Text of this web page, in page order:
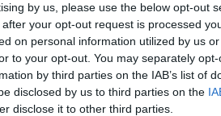
by us, please use the below opt-out
your opt-out request is processed
on personal information utilized by us
to your opt-out. You may separately
by third parties on the IAB’s list of
disclosed by us to third parties on the
disclose it to other third parties.
del padre che sancisce la fine
con una corda legata a un piede al
dato tanto misero deposito che la
Gonzaga nel dare notizia
a una gamba e di lì